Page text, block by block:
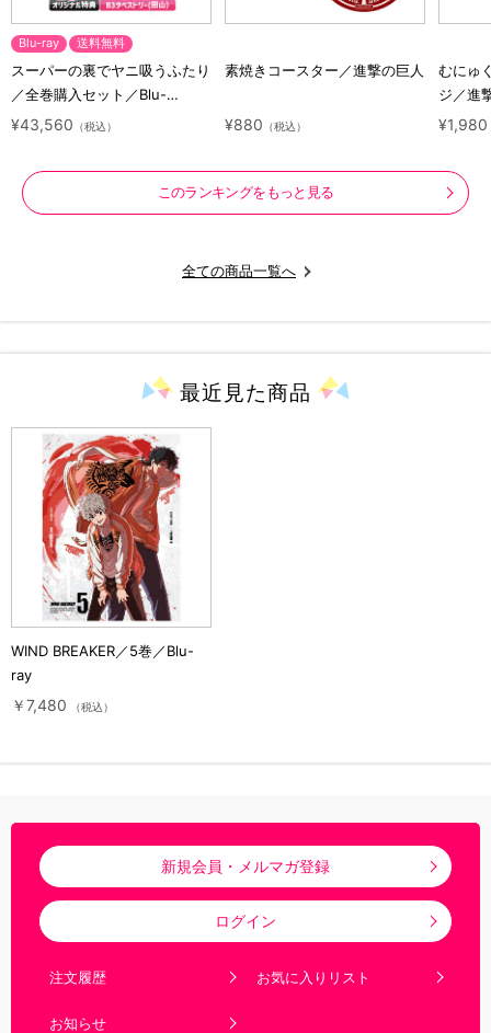
Blu-ray 送料無料
スーパーの裏でヤニ吸うふたり
／全巻購入セット／Blu-
ray（アニまるっ！オリジナル
¥43,560 （税込）
素焼きコースター／進撃の巨人
¥880 （税込）
むにゅ
ジ／進
ラクタ
¥1,980
このランキングをもっと見る
全ての商品一覧へ
最近見た商品
WIND BREAKER／5巻／Blu-
ray
￥7,480 （税込）
新規会員・メルマガ登録
ログイン
注文履歴 お気に入りリスト
お知らせ